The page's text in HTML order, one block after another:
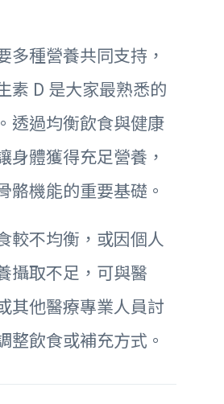
多種營養共同支持，
素 D 是大家最熟悉的
透過均衡飲食與健康
身體獲得充足營養，
骼機能的重要基礎。
較不均衡，或因個人
攝取不足，可與醫
其他醫療專業人員討
整飲食或補充方式。